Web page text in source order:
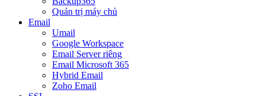
Quản trị máy chủ
Email
Umail
Google Workspace
Email Server riêng
Email Microsoft 365
Hybrid Email
Zoho Email